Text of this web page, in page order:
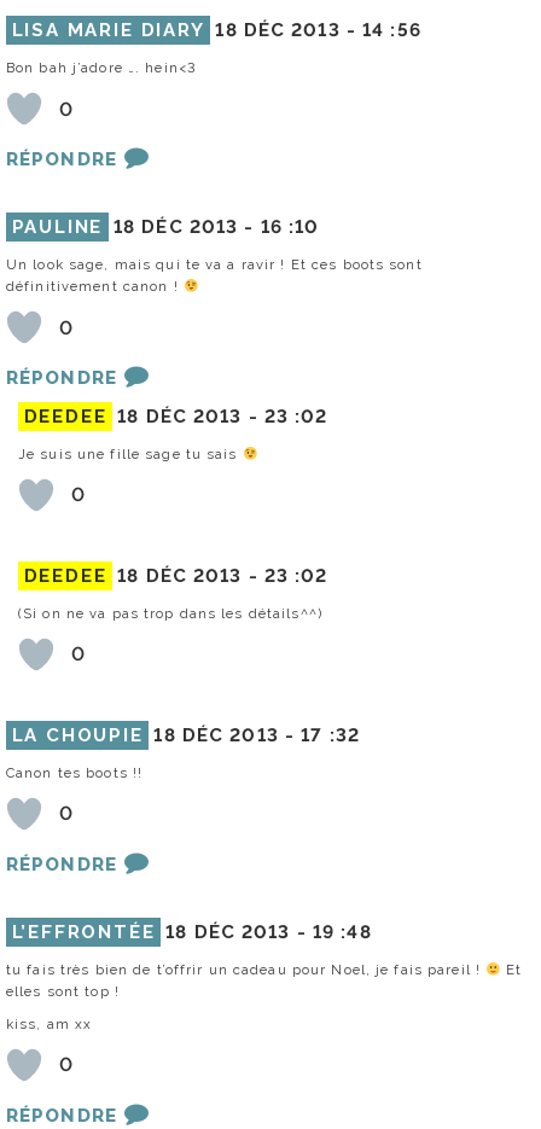
LISA MARIE DIARY 18 DÉC 2013 -14 :56
Bon bah j’adore …. hein<3
0
RÉPONDRE
PAULINE 18 DÉC 2013 - 16 :10
Un look sage, mais qui te va a ravir ! Et ces boots sont
définitivement canon !
0
RÉPONDRE
DEEDEE 18 DÉC 2013 - 23 :02
Je suis une fille sage tu sais
0
DEEDEE 18 DÉC 2013 - 23 :02
(Si on ne va pas trop dans les détails^^)
0
LA CHOUPIE 18 DÉC 2013 -17 :32
Canon tes boots !!
0
RÉPONDRE
L’EFFRONTÉE 18 DÉC 2013 - 19 :48
tu fais très bien de t’offrir un cadeau pour Noel, je fais pareil !
Et
elles sont top !
kiss, am xx
0
RÉPONDRE